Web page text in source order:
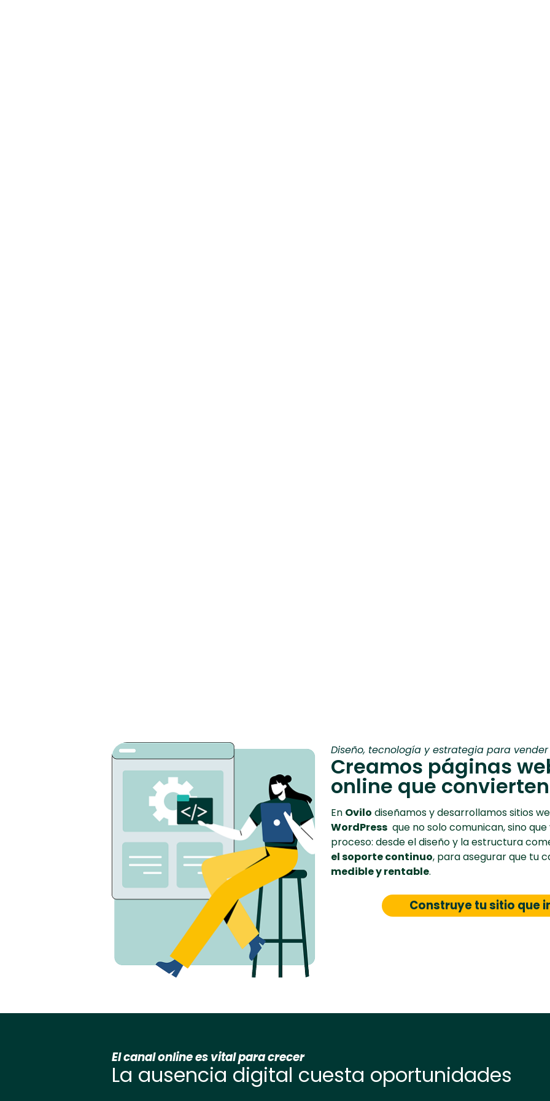
Diseño, tecnología y estrategia para
Creamos páginas
online que convierten
En Ovilo diseñamos y desarrollamos sitios
WordPressque no solo comunican, sino que
proceso: desde el diseño y la estructura
el soporte continuo, para asegurar que tu
medible y rentable.
Construye tu sitio que
El canal online es vital para crecer
La ausencia digital cuesta oportunidades